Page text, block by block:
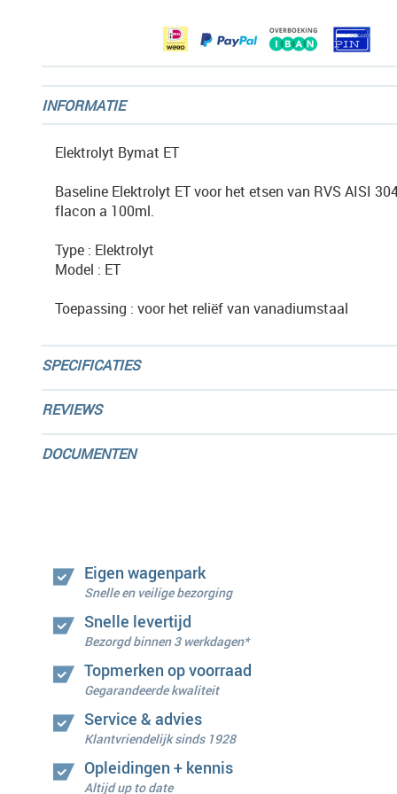
INFORMATIE
Elektrolyt Bymat ET
Baseline Elektrolyt ET voor het etsen van RVS AISI
flacon a 100ml.
Type : Elektrolyt
Model : ET
Toepassing : voor het reliëf van vanadiumstaal
SPECIFICATIES
REVIEWS
DOCUMENTEN
Eigen wagenpark
Snelle en veilige bezorging
Snelle levertijd
Bezorgd binnen 3 werkdagen*
Topmerken op voorraad
Gegarandeerde kwaliteit
Service & advies
Klantvriendelijk sinds 1928
Opleidingen + kennis
Altijd up to date